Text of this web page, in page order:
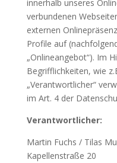
innerhalb unseres
verbundenen
externen
Profile auf
„Onlineangebot“). Im
Begrifflichkeiten, wie
„Verantwortlicher“
im Art. 4 der
Verantwortlicher:
Martin Fuchs / Tilas
Kapellenstraße 20